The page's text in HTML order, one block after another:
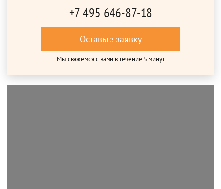
+7 495 646-87-18
Оставьте заявку
Мы свяжемся с вами в течение 5 минут